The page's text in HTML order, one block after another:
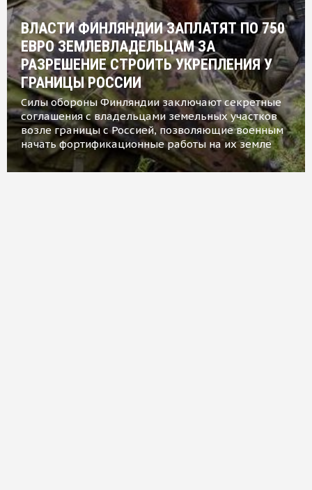
ВЛАСТИ ФИНЛЯНДИИ ЗАПЛАТЯТ ПО 750
ЕВРО ЗЕМЛЕВЛАДЕЛЬЦАМ ЗА
РАЗРЕШЕНИЕ СТРОИТЬ УКРЕПЛЕНИЯ У
ГРАНИЦЫ РОССИИ
Силы обороны Финляндии заключают секретные
соглашения с владельцами земельных участков
возле границы с Россией, позволяющие военным
начать фортификационные работы на их земле